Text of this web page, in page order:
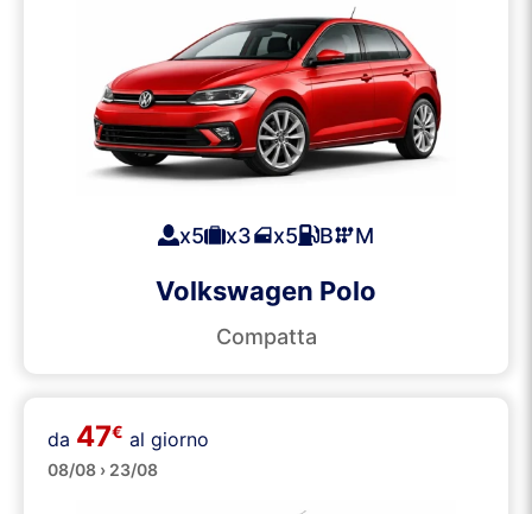
x5 x3 x5 B M
Volkswagen Polo
Compatta
Piccole
da 47€ al giorno
08/08 › 23/08